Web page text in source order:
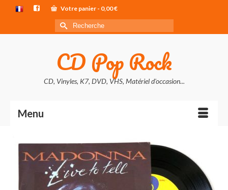
Votre panier - 0,00€
Rechercher :
CD Pop Rock
CD, Vinyles, K7, DVD, VHS, Matériel d'occasion...
Menu